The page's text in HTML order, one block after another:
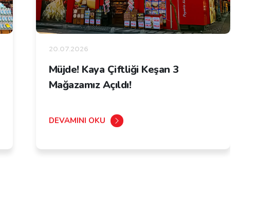
20.07.2026
Müjde! Kaya Çiftliği Keşan 3
Mağazamız Açıldı!
DEVAMINI OKU